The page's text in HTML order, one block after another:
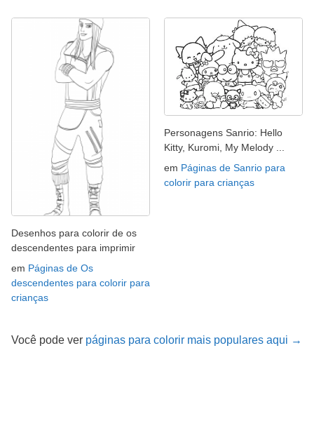
Desenhos para colorir de os
descendentes para imprimir
em Páginas de Os
descendentes para colorir para
crianças
Personagens Sanrio: Hello
Kitty, Kuromi, My Melody ...
em Páginas de Sanrio para
colorir para crianças
Você pode ver páginas para colorir mais populares aqui →